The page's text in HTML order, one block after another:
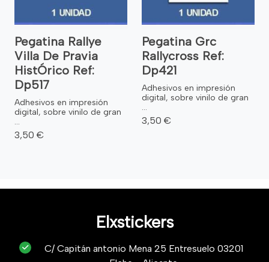
Pegatina Rallye
Villa De Pravia
HistÓrico Ref:
Dp517
Adhesivos en impresión
digital, sobre vinilo de gran
...
3,50 €
Pegatina Grc
Rallycross Ref:
Dp421
Adhesivos en impresión
digital, sobre vinilo de gran
...
3,50 €
Elxstickers
C/ Capitán antonio Mena 25 Entresuelo 03201